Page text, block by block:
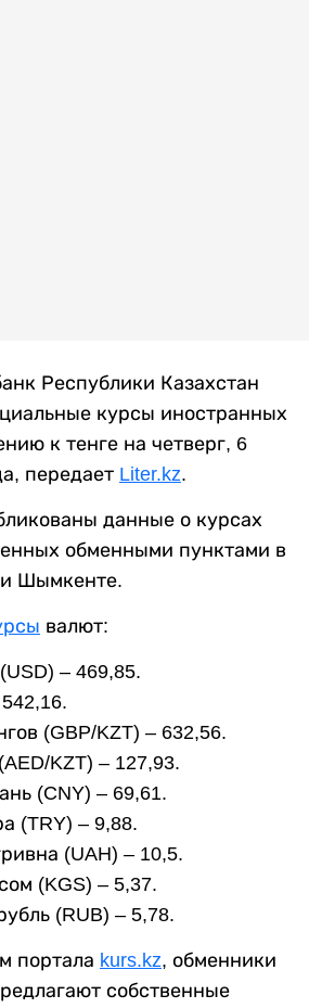
Республики Казахстан
курсы иностранных
к тенге на четверг, 6
передает Liter.kz.
данные о курсах
обменными пунктами в
Шымкенте.
валют:
– 469,85.
(GBP/KZT) – 632,56.
KZT) – 127,93.
(CNY) – 69,61.
(TRY) – 9,88.
(UAH) – 10,5.
(KGS) – 5,37.
(RUB) – 5,78.
портала kurs.kz, обменники
собственные